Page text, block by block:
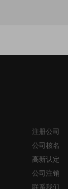
注册公司
公司核名
高新认定
公司注销
联系我们